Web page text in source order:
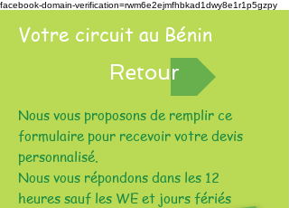
facebook-domain-verification=rwm6e2ejmfhbkad1dwy8e1r1p5gzpy
Votre circuit au Bénin
Retour
Nous vous proposons de remplir ce
formulaire pour recevoir votre devis
personnalisé.
Nous vous répondons dans les 12
heures sauf les WE et jours fériés